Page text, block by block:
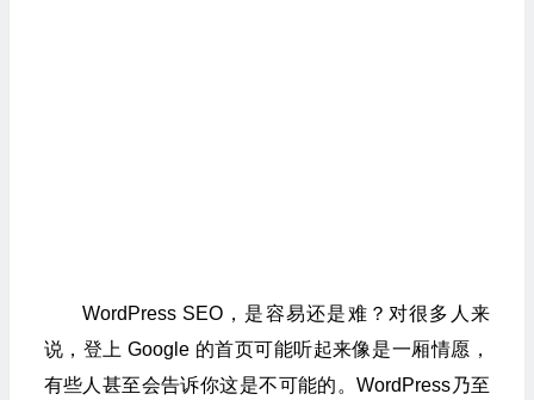
WordPress SEO，是容易还是难？对很多人来
说，登上 Google 的首页可能听起来像是一厢情愿，
有些人甚至会告诉你这是不可能的。WordPress乃至